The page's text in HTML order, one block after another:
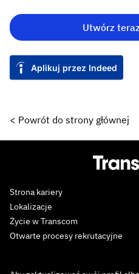
Utwórz
Aplikuj przez Indeed
< Powrót do strony głównej
Strona kariery
Lokalizacje
Życie w Transcom
Otwarte procesy rekrutacyjne